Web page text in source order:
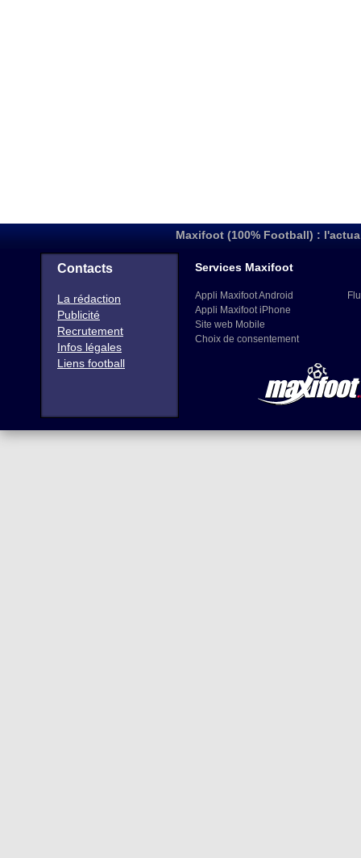
Maxifoot (100% Football) :
Contacts
La rédaction
Publicité
Recrutement
Infos légales
Liens football
Services Maxifoot
Appli Maxifoot Android
Appli Maxifoot iPhone
Site web Mobile
Choix de consentement